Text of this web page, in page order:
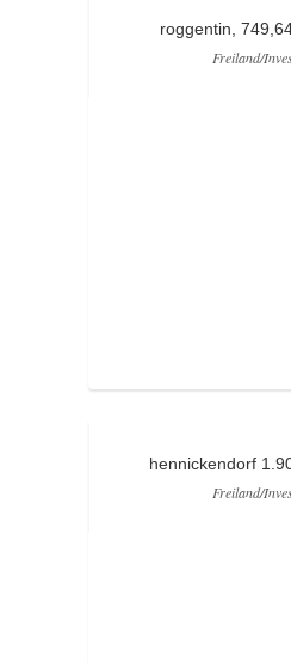
roggentin,
Freiland/
hennickendorf
Freiland/